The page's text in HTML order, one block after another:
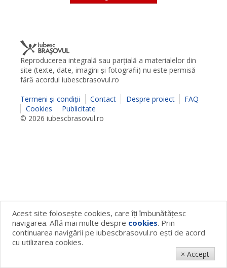
Reproducerea integrală sau parţială a materialelor din
site (texte, date, imagini şi fotografii) nu este permisă
fără acordul iubescbrasovul.ro
Termeni şi condiţii
Contact Despre proiect
FAQ
Cookies
Publicitate
© 2026 iubescbrasovul.ro
Acest site foloseşte cookies, care îţi îmbunătăţesc
navigarea. Află mai multe despre cookies. Prin
continuarea navigării pe iubescbrasovul.ro eşti de acord
cu utilizarea cookies.
× Accept